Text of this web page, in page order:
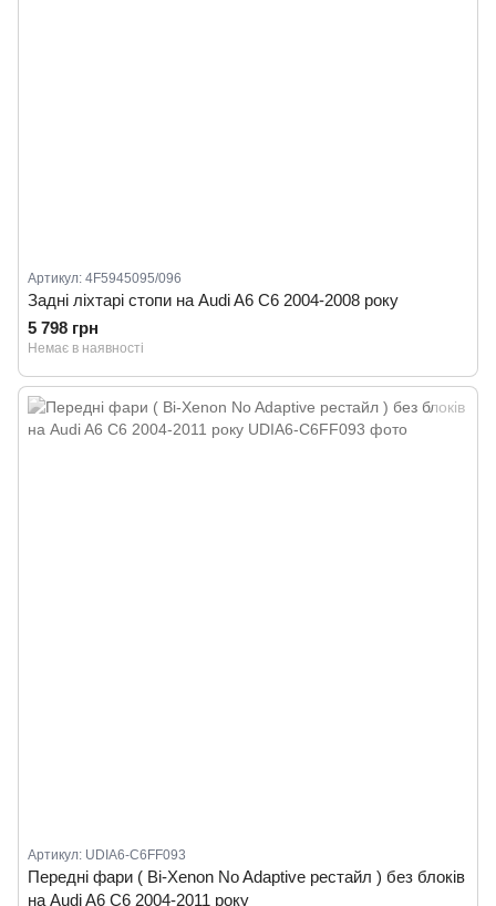
Артикул: 4F5945095/096
Задні ліхтарі стопи на Audi A6 C6 2004-2008 року
5 798 грн
Немає в наявності
Артикул: UDIA6-C6FF093
Передні фари ( Bi-Xenon No Adaptive рестайл ) без блоків
на Audi A6 C6 2004-2011 року